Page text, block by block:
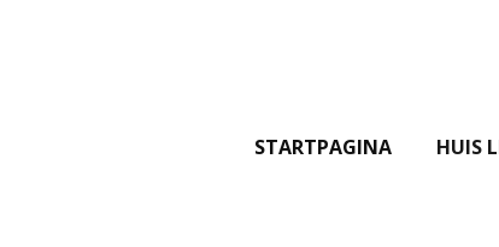
STARTPAGINA HUIS